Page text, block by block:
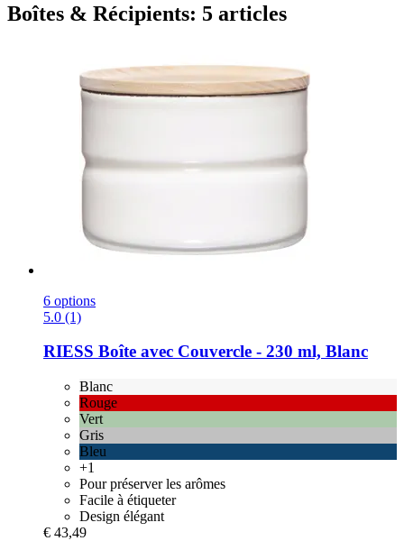
Boîtes & Récipients: 5 articles
6 options
5.0 (1)
RIESS Boîte avec Couvercle -​ 230 ml, Blanc
Blanc
Rouge
Vert
Gris
Bleu
+1
Pour préserver les arômes
Facile à étiqueter
Design élégant
€ 43,49